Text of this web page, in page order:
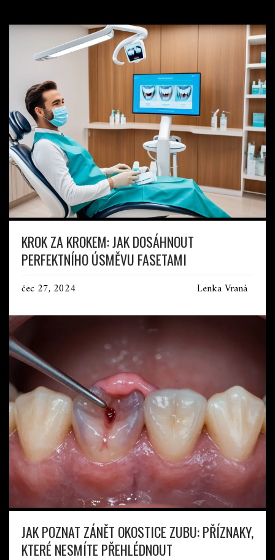
KROK ZA KROKEM: JAK DOSÁHNOUT
PERFEKTNÍHO ÚSMĚVU FASETAMI
čec 27, 2024 Lenka Vraná
JAK POZNAT ZÁNĚT OKOSTICE ZUBU: PŘÍZNAKY,
KTERÉ NESMÍTE PŘEHLÉDNOUT